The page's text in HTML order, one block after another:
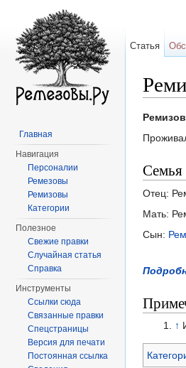
Семья
Отец:
Мать:
Сын:
↑
Статья
Главная
Навигация
Персоналии
Ремезовы
Ремизовы
Категории
Полезное
Свежие правки
Случайная статья
Справка
Инструменты
Ссылки сюда
Связанные правки
Спецстраницы
Версия для печати
Постоянная ссылка